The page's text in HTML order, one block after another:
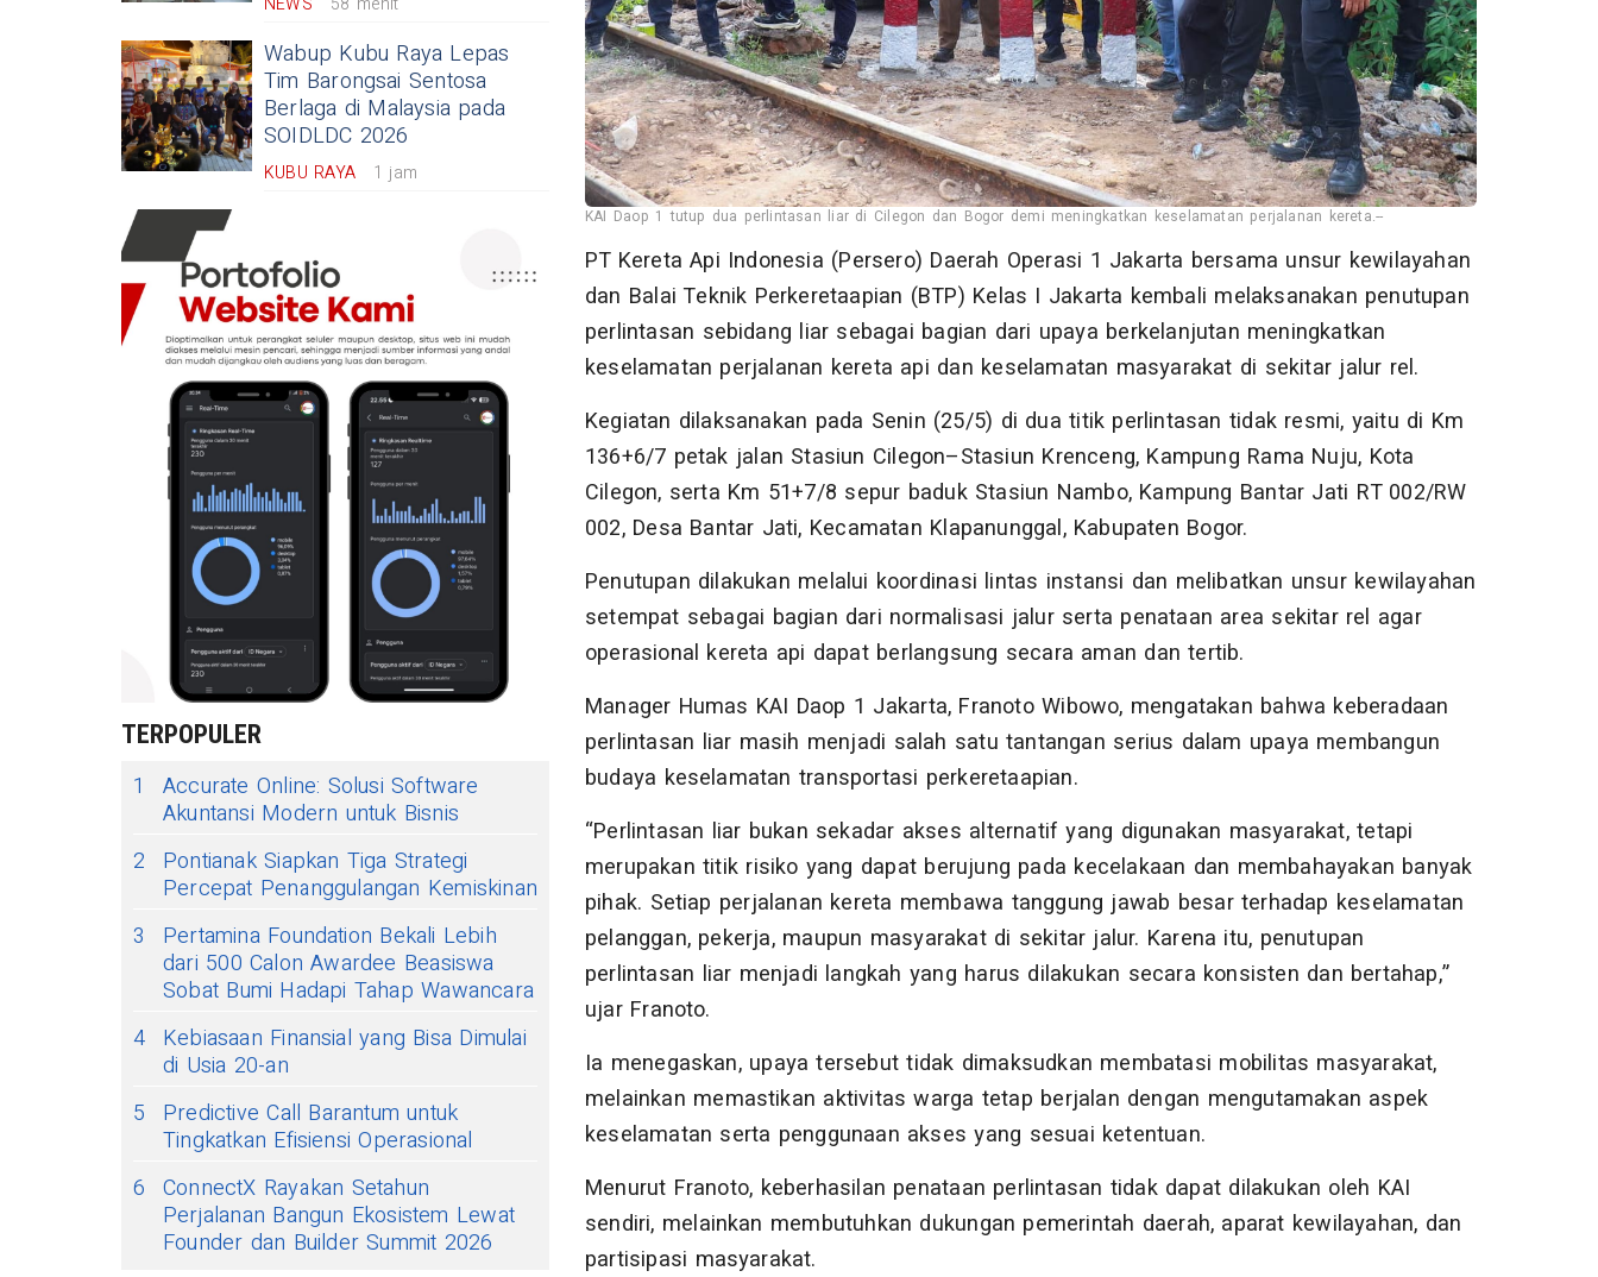
Wabup Kubu Raya Lepas
Tim Barongsai Sentosa
Berlaga di Malaysia pada
SOIDLDC 2026
KUBU RAYA 1 jam
TERPOPULER
1
Accurate Online: Solusi Software
Akuntansi Modern untuk Bisnis
2
Pontianak Siapkan Tiga Strategi
Percepat Penanggulangan Kemiskinan
3
Pertamina Foundation Bekali Lebih
dari 500 Calon Awardee Beasiswa
Sobat Bumi Hadapi Tahap Wawancara
4 Kebiasaan Finansial yang Bisa Dimulai
di Usia 20-an
5
Predictive Call Barantum untuk
Tingkatkan Efisiensi Operasional
6 ConnectX Rayakan Setahun
Perjalanan Bangun Ekosistem Lewat
Founder dan Builder Summit 2026
KAI Daop 1 tutup dua perlintasan liar di Cilegon dan Bogor demi meningkatkan keselamatan perjalanan kereta.--
PT Kereta Api Indonesia (Persero) Daerah Operasi 1 Jakarta bersama unsur kewilayahan
dan Balai Teknik Perkeretaapian (BTP) Kelas I Jakarta kembali melaksanakan penutupan
perlintasan sebidang liar sebagai bagian dari upaya berkelanjutan meningkatkan
keselamatan perjalanan kereta api dan keselamatan masyarakat di sekitar jalur rel.
Kegiatan dilaksanakan pada Senin (25/5) di dua titik perlintasan tidak resmi, yaitu di Km
136+6/7 petak jalan Stasiun Cilegon–Stasiun Krenceng, Kampung Rama Nuju, Kota
Cilegon, serta Km 51+7/8 sepur baduk Stasiun Nambo, Kampung Bantar Jati RT 002/RW
002, Desa Bantar Jati, Kecamatan Klapanunggal, Kabupaten Bogor.
Penutupan dilakukan melalui koordinasi lintas instansi dan melibatkan unsur kewilayahan
setempat sebagai bagian dari normalisasi jalur serta penataan area sekitar rel agar
operasional kereta api dapat berlangsung secara aman dan tertib.
Manager Humas KAI Daop 1 Jakarta, Franoto Wibowo, mengatakan bahwa keberadaan
perlintasan liar masih menjadi salah satu tantangan serius dalam upaya membangun
budaya keselamatan transportasi perkeretaapian.
“Perlintasan liar bukan sekadar akses alternatif yang digunakan masyarakat, tetapi
merupakan titik risiko yang dapat berujung pada kecelakaan dan membahayakan banyak
pihak. Setiap perjalanan kereta membawa tanggung jawab besar terhadap keselamatan
pelanggan, pekerja, maupun masyarakat di sekitar jalur. Karena itu, penutupan
perlintasan liar menjadi langkah yang harus dilakukan secara konsisten dan bertahap,”
ujar Franoto.
Ia menegaskan, upaya tersebut tidak dimaksudkan membatasi mobilitas masyarakat,
melainkan memastikan aktivitas warga tetap berjalan dengan mengutamakan aspek
keselamatan serta penggunaan akses yang sesuai ketentuan.
Menurut Franoto, keberhasilan penataan perlintasan tidak dapat dilakukan oleh KAI
sendiri, melainkan membutuhkan dukungan pemerintah daerah, aparat kewilayahan, dan
partisipasi masyarakat.